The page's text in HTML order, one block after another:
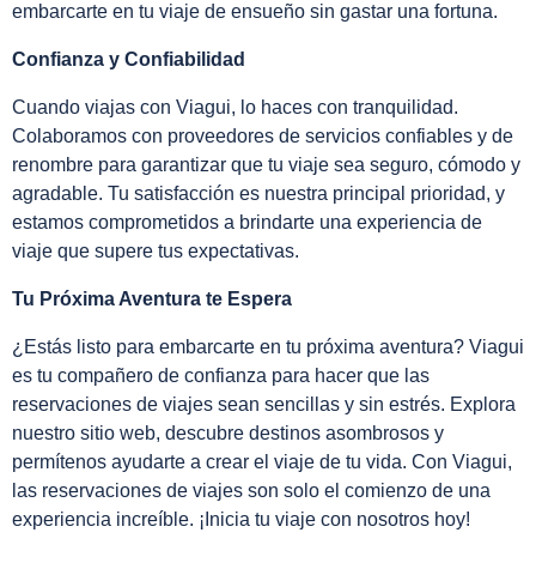
embarcarte en tu viaje de ensueño sin gastar una fortuna.
Confianza y Confiabilidad
Cuando viajas con Viagui, lo haces con tranquilidad.
Colaboramos con proveedores de servicios confiables y de
renombre para garantizar que tu viaje sea seguro, cómodo y
agradable. Tu satisfacción es nuestra principal prioridad, y
estamos comprometidos a brindarte una experiencia de
viaje que supere tus expectativas.
Tu Próxima Aventura te Espera
¿Estás listo para embarcarte en tu próxima aventura? Viagui
es tu compañero de confianza para hacer que las
reservaciones de viajes sean sencillas y sin estrés. Explora
nuestro sitio web, descubre destinos asombrosos y
permítenos ayudarte a crear el viaje de tu vida. Con Viagui,
las reservaciones de viajes son solo el comienzo de una
experiencia increíble. ¡Inicia tu viaje con nosotros hoy!